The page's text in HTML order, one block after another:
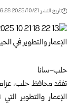
تاريخ النشر: 2025/10/21 6:28 مساءً
حلب-سانا
تفقد محافظ حلب،
الإعمار والتطوير